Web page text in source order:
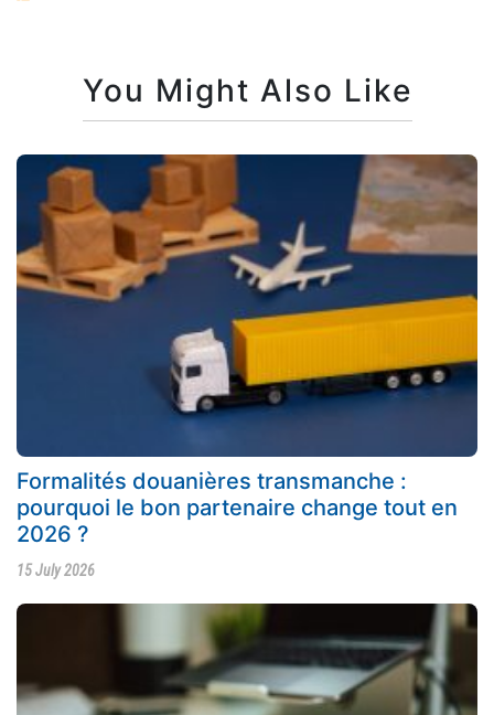
You Might Also Like
Formalités douanières transmanche :
pourquoi le bon partenaire change tout en
2026 ?
15 July 2026